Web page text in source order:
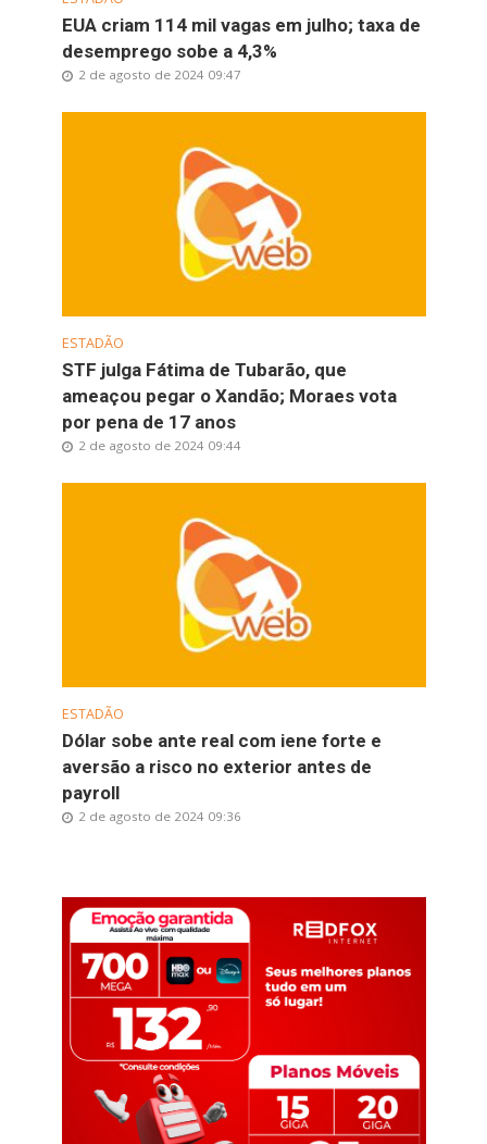
EUA criam 114 mil vagas em julho; taxa de
desemprego sobe a 4,3%
2 de agosto de 2024 09:47
ESTADÃO
STF julga Fátima de Tubarão, que
ameaçou pegar o Xandão; Moraes vota
por pena de 17 anos
2 de agosto de 2024 09:44
ESTADÃO
Dólar sobe ante real com iene forte e
aversão a risco no exterior antes de
payroll
2 de agosto de 2024 09:36